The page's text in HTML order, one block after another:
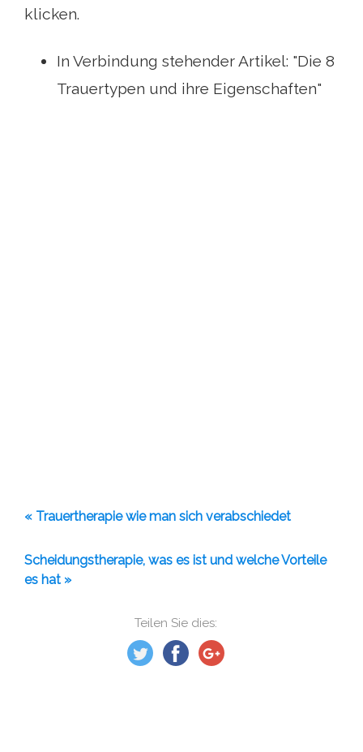
Teilen Sie dies:
klicken.
In Verbindung stehender Artikel: "Die 8
Trauertypen und ihre Eigenschaften"
« Trauertherapie wie man sich verabschiedet
Scheidungstherapie, was es ist und welche Vorteile
es hat »